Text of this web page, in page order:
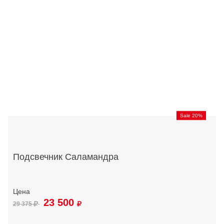
Sale 20%
Подсвечник Саламандра
29 375 23 500